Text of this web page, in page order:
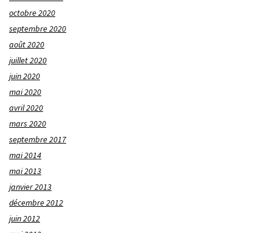
octobre 2020
septembre 2020
août 2020
juillet 2020
juin 2020
mai 2020
avril 2020
mars 2020
septembre 2017
mai 2014
mai 2013
janvier 2013
décembre 2012
juin 2012